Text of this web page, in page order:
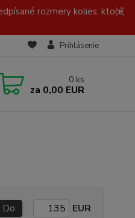
rozmery kolies, ktoré
Prihlásenie
0 ks
za 0,00 EUR
Do EUR